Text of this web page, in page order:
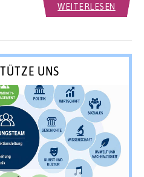
WEITERLESEN
UNS